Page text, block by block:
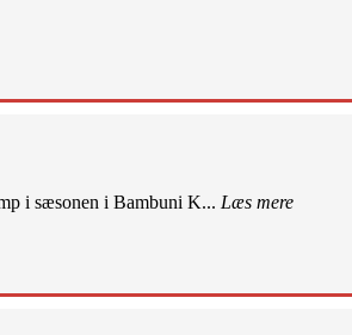
i sæsonen i Bambuni K... Læs mere